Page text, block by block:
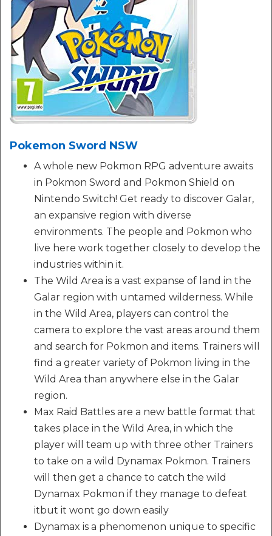
Pokemon Sword NSW
A whole new Pokmon RPG adventure awaits
in Pokmon Sword and Pokmon Shield on
Nintendo Switch! Get ready to discover Galar,
an expansive region with diverse
environments. The people and Pokmon who
live here work together closely to develop the
industries within it.
The Wild Area is a vast expanse of land in the
Galar region with untamed wilderness. While
in the Wild Area, players can control the
camera to explore the vast areas around them
and search for Pokmon and items. Trainers will
find a greater variety of Pokmon living in the
Wild Area than anywhere else in the Galar
region.
Max Raid Battles are a new battle format that
takes place in the Wild Area, in which the
player will team up with three other Trainers
to take on a wild Dynamax Pokmon. Trainers
will then get a chance to catch the wild
Dynamax Pokmon if they manage to defeat
itbut it wont go down easily
Dynamax is a phenomenon unique to specific